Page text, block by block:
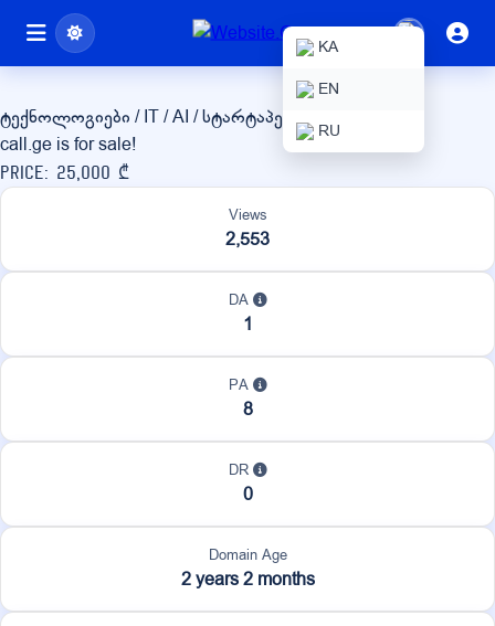
KA
EN
RU
call.ge
ტექნოლოგიები / IT / AI / სტარტაპებისხვადასხვა
call.ge is for sale!
Price: 25,000 ₾
Views
2,553
DA
1
PA
8
DR
0
Domain Age
2 years 2 months